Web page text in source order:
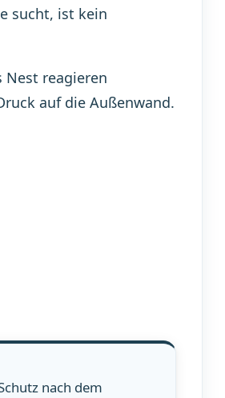
sucht, ist kein
Nest reagieren
auf die Außenwand.
nach dem